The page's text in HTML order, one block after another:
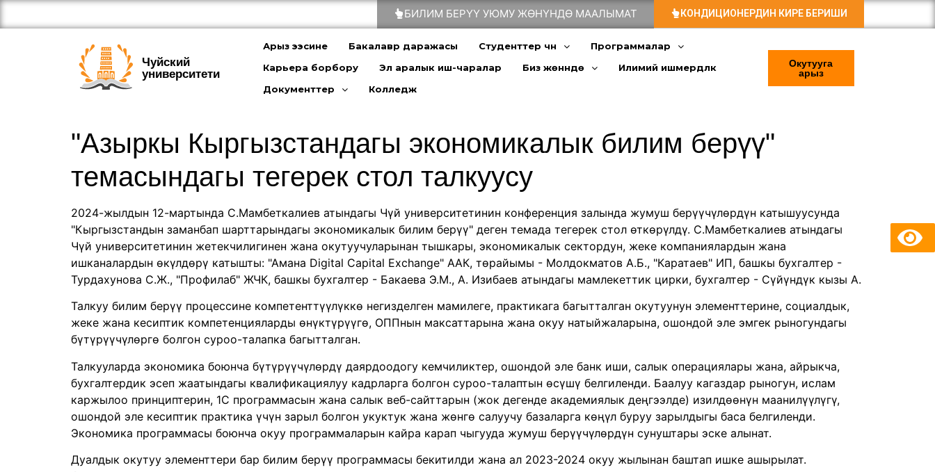
БИЛИМ БЕРҮҮ УЮМУ ЖӨНҮНДӨ МААЛЫМАТ КОНДИЦИОНЕРДИН КИРЕ БЕРИШИ
Чуйский
университети
Арыз ээсине Бакалавр даражасы Студенттер үчүн
Программалар
Карьера борбору
Эл аралык иш-чаралар Биз жөнүндө
Илимий ишмердүүлүк
Документтер
Колледж
Окутууга
арыз
"Азыркы Кыргызстандагы экономикалык билим берүү"
темасындагы тегерек стол талкуусу
2024-жылдын 12-мартында С.Мамбеткалиев атындагы Чүй университетинин конференция залында жумуш берүүчүлөрдүн катышуусунда
"Кыргызстандын заманбап шарттарындагы экономикалык билим берүү" деген темада тегерек стол өткөрүлдү. С.Мамбеткалиев атындагы
Чүй университетинин жетекчилигинен жана окутуучуларынан тышкары, экономикалык сектордун, жеке компаниялардын жана
ишканалардын өкүлдөрү катышты: "Амана Digital Capital Exchange" ААК, төрайымы - Молдокматов А.Б., "Каратаев" ИП, башкы бухгалтер -
Турдахунова С.Ж., "Профилаб" ЖЧК, башкы бухгалтер - Бакаева Э.М., А. Изибаев атындагы мамлекеттик цирки, бухгалтер - Сүйүндүк кызы А.
Талкуу билим берүү процессине компетенттүүлүккө негизделген мамилеге, практикага багытталган окутуунун элементтерине, социалдык,
жеке жана кесиптик компетенцияларды өнүктүрүүгө, ОППнын максаттарына жана окуу натыйжаларына, ошондой эле эмгек рыногундагы
бүтүрүүчүлөргө болгон суроо-талапка багытталган.
Талкууларда экономика боюнча бүтүрүүчүлөрдү даярдоодогу кемчиликтер, ошондой эле банк иши, салык операциялары жана, айрыкча,
бухгалтердик эсеп жаатындагы квалификациялуу кадрларга болгон суроо-талаптын өсүшү белгиленди. Баалуу кагаздар рыногун, ислам
каржылоо принциптерин, 1С программасын жана салык веб-сайттарын (жок дегенде академиялык деңгээлде) изилдөөнүн маанилүүлүгү,
ошондой эле кесиптик практика үчүн зарыл болгон укуктук жана жөнгө салуучу базаларга көңүл буруу зарылдыгы баса белгиленди.
Экономика программасы боюнча окуу программаларын кайра карап чыгууда жумуш берүүчүлөрдүн сунуштары эске алынат.
Дуалдык окутуу элементтери бар билим берүү программасы бекитилди жана ал 2023-2024 окуу жылынан баштап ишке ашырылат.